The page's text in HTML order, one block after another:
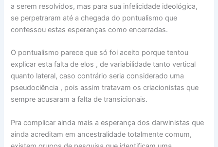
a serem resolvidos, mas para sua infelicidade ideológica,
se perpetraram até a chegada do pontualismo que
confessou estas esperanças como encerradas.
O pontualismo parece que só foi aceito porque tentou
explicar esta falta de elos , de variabilidade tanto vertical
quanto lateral, caso contrário seria considerado uma
pseudociência , pois assim tratavam os criacionistas que
sempre acusaram a falta de transicionais.
Pra complicar ainda mais a esperança dos darwinistas que
ainda acreditam em ancestralidade totalmente comum,